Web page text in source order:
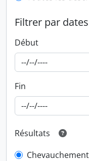
Filtrer par
Début
Fin
Résultats
Chevauchement